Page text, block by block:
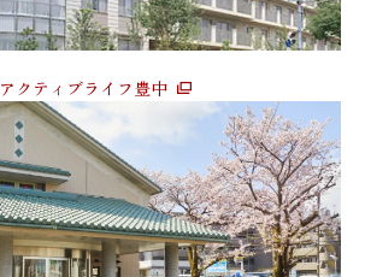
アクティブライフ豊中